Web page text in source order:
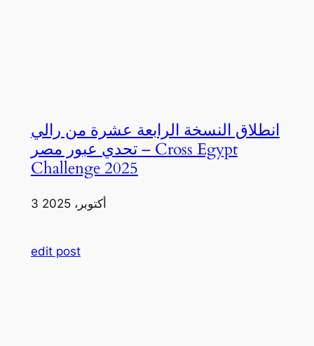
انطلاق النسخة الرابعة عشرة من رالي
تحدي عبور مصر – Cross Egypt
Challenge 2025
3 أكتوبر، 2025
edit post